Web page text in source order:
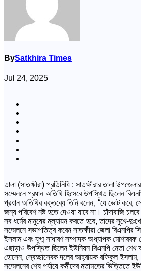
BySatkhira Times
Jul 24, 2025
তালা (সাতক্ষীরা) প্রতিনিধি : সাতক্ষীরার তালা
সম্মেলনে প্রধান অতিথি হিসেবে উপস্থিত ছিলেন
প্রধান অতিথির বক্তব্যে তিনি বলেন, “যে ভোট করে,
জন্য পরিবেশ নষ্ট হতে দেওয়া যাবে না। চাঁদাবাজি
সব ধর্মের মানুষের মূল্যায়ন করতে হবে, তাদের সুখে-
সম্মেলনে সভাপতিত্ব করেন সাতক্ষীরা জেলা বিএনপির
ইসলাম এবং যুগ্ম সাধারণ সম্পাদক অধ্যাপক মোশাররফ
এছাড়াও উপস্থিত ছিলেন ইউনিয়ন বিএনপি নেতা শেখ
হোসেন, স্বেচ্ছাসেবক দলের আহ্বায়ক রফিকুল
সম্মেলনের শেষ পর্যায়ে কর্মীদের মতামতের ভিত্তিতে